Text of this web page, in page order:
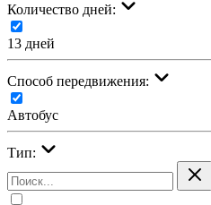
Количество дней:
13 дней
Cпособ передвижения:
Автобус
Тип: